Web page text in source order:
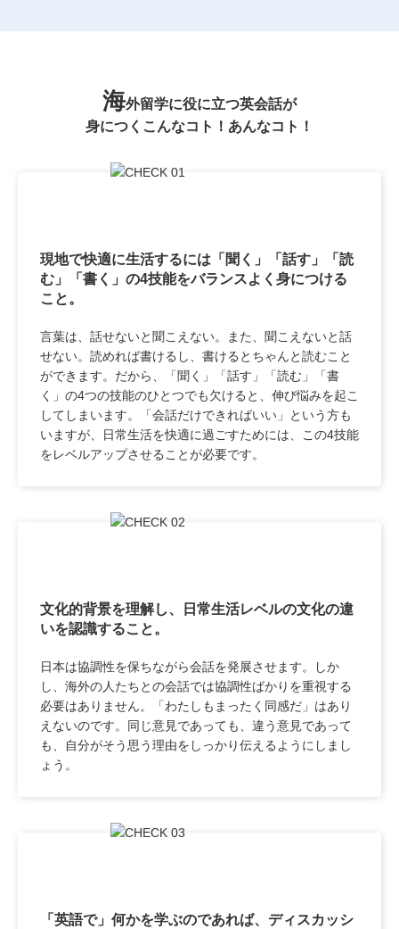
海外留学に役に立つ英会話が
身につくこんなコト！あんなコト！
現地で快適に生活するには「聞く」「話す」「読
む」「書く」の4技能をバランスよく身につける
こと。
言葉は、話せないと聞こえない。また、聞こえないと話
せない。読めれば書けるし、書けるとちゃんと読むこと
ができます。だから、「聞く」「話す」「読む」「書
く」の4つの技能のひとつでも欠けると、伸び悩みを起こ
してしまいます。「会話だけできればいい」という方も
いますが、日常生活を快適に過ごすためには、この4技能
をレベルアップさせることが必要です。
文化的背景を理解し、日常生活レベルの文化の違
いを認識すること。
日本は協調性を保ちながら会話を発展させます。しか
し、海外の人たちとの会話では協調性ばかりを重視する
必要はありません。「わたしもまったく同感だ」はあり
えないのです。同じ意見であっても、違う意見であって
も、自分がそう思う理由をしっかり伝えるようにしまし
ょう。
「英語で」何かを学ぶのであれば、ディスカッシ